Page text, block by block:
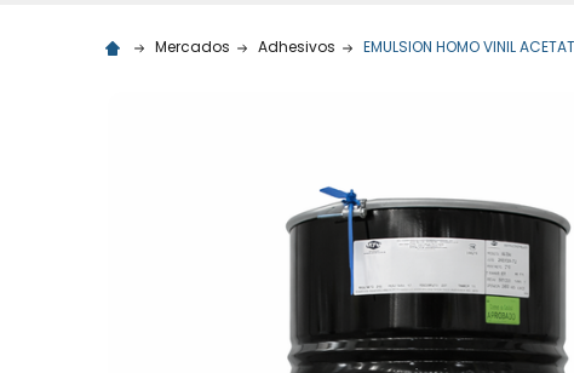
Mercados Adhesivos EMULSION HOMO VINIL